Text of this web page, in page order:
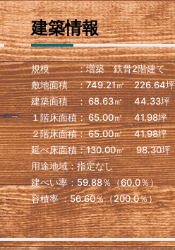
建築情報
規模 ：増築 鉄骨2階建て
敷地面積 ：749.21㎡ 226.64坪
建築面積 ： 68.63㎡ 44.33坪
１階床面積： 65.00㎡ 41.98坪
２階床面積： 65.00㎡ 41.98坪
延べ床面積：130.00㎡ 98.30坪
用途地域：指定なし
建ぺい率：59.88％（60.0％）
容積率 ：56.60％（200.0％）